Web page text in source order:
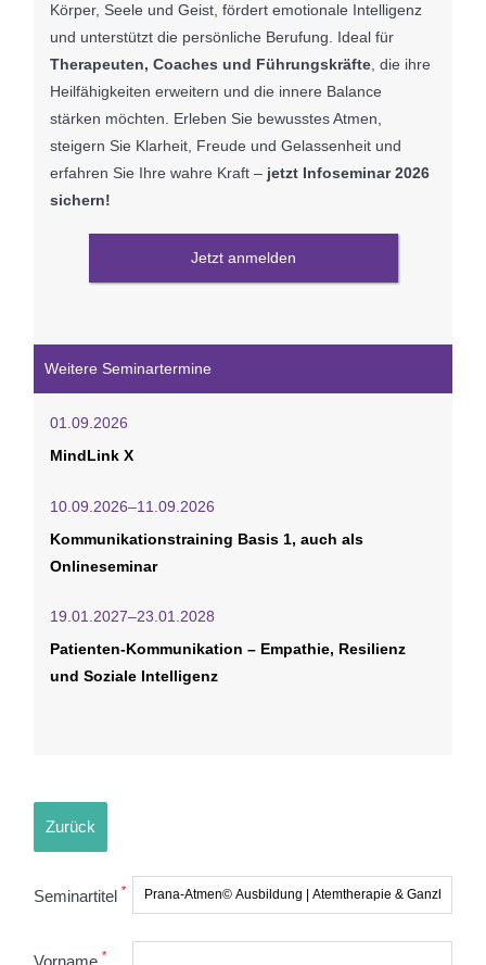
Körper, Seele und Geist, fördert emotionale Intelligenz
und unterstützt die persönliche Berufung. Ideal für
Therapeuten, Coaches und Führungskräfte, die ihre
Heilfähigkeiten erweitern und die innere Balance
stärken möchten. Erleben Sie bewusstes Atmen,
steigern Sie Klarheit, Freude und Gelassenheit und
erfahren Sie Ihre wahre Kraft – jetzt Infoseminar 2026
sichern!
Jetzt anmelden
Weitere Seminartermine
01.09.2026
MindLink X
10.09.2026–11.09.2026
Kommunikationstraining Basis 1, auch als
Onlineseminar
19.01.2027–23.01.2028
Patienten-Kommunikation – Empathie, Resilienz
und Soziale Intelligenz
Zurück
Seminartitel *
*